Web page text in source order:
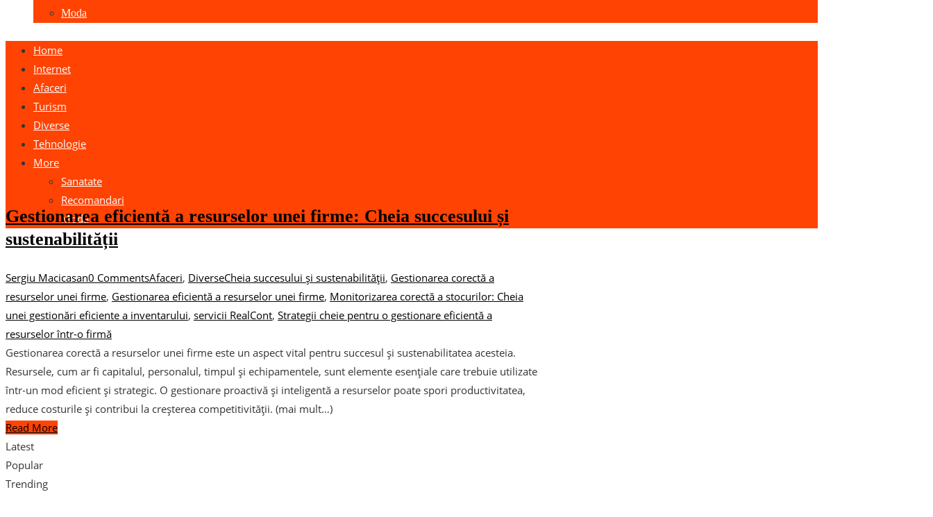
Moda
Home
Internet
Afaceri
Turism
Diverse
Tehnologie
More
Sanatate
Recomandari
Moda
Gestionarea eficientă a resurselor unei firme: Cheia succesului și
sustenabilității
Sergiu Macicasan0 CommentsAfaceri, DiverseCheia succesului și sustenabilității, Gestionarea corectă a
resurselor unei firme, Gestionarea eficientă a resurselor unei firme, Monitorizarea corectă a stocurilor: Cheia
unei gestionări eficiente a inventarului, servicii RealCont, Strategii cheie pentru o gestionare eficientă a
resurselor într-o firmă
Gestionarea corectă a resurselor unei firme este un aspect vital pentru succesul și sustenabilitatea acesteia.
Resursele, cum ar fi capitalul, personalul, timpul și echipamentele, sunt elemente esențiale care trebuie utilizate
într-un mod eficient și strategic. O gestionare proactivă și inteligentă a resurselor poate spori productivitatea,
reduce costurile și contribui la creșterea competitivității. (mai mult…)
Read More
Latest
Popular
Trending